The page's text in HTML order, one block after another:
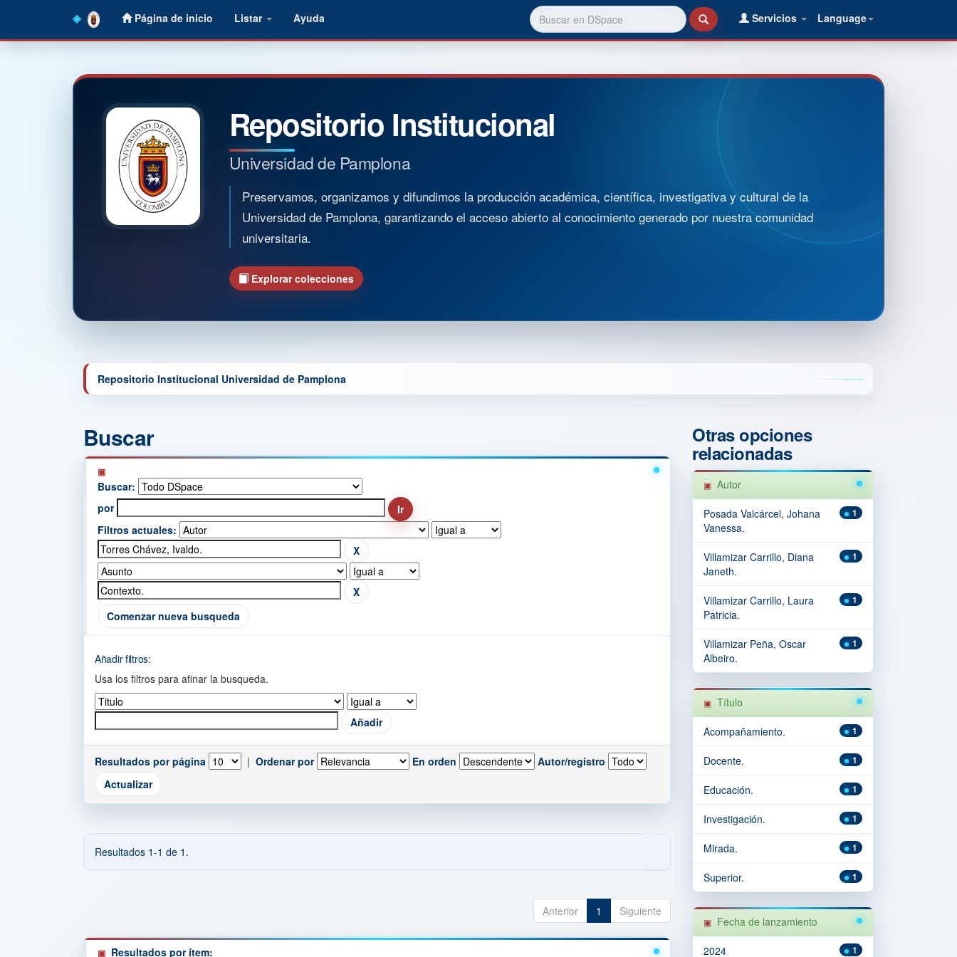
Página de inicio Listar Ayuda Language
Servicios
Repositorio Institucional
Universidad de Pamplona
Preservamos, organizamos y difundimos la producción académica, científica, investigativa y cultural de la
Universidad de Pamplona, garantizando el acceso abierto al conocimiento generado por nuestra comunidad
universitaria.
Explorar colecciones
Repositorio Institucional Universidad de Pamplona
Buscar
Buscar:
por
Filtros actuales:
Comenzar nueva busqueda
Añadir filtros:
Usa los filtros para afinar la busqueda.
Resultados por página | Ordenar por En orden Autor/registro
Resultados 1-1 de 1.
Anterior 1 Siguiente
Resultados por ítem:
Otras opciones
relacionadas
Autor
1
Posada Valcárcel, Johana
Vanessa.
1
Villamizar Carrillo, Diana
Janeth.
1
Villamizar Carrillo, Laura
Patricia.
1
Villamizar Peña, Oscar
Albeiro.
Título
1
Acompañamiento.
1
Docente.
1
Educación.
1
Investigación.
1
Mirada.
1
Superior.
Fecha de lanzamiento
1
2024